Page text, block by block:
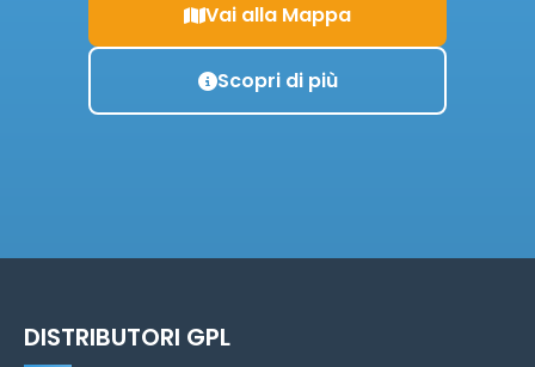
Vai alla Mappa
Scopri di più
DISTRIBUTORI GPL